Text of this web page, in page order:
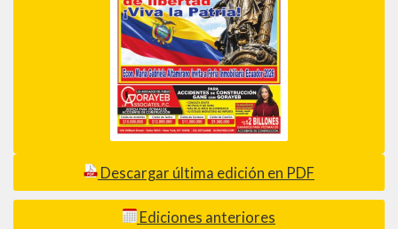
Descargar última edición en PDF
Ediciones anteriores